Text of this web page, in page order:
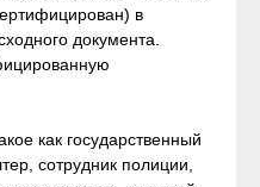
в
документа.
как государственный
сотрудник полиции,